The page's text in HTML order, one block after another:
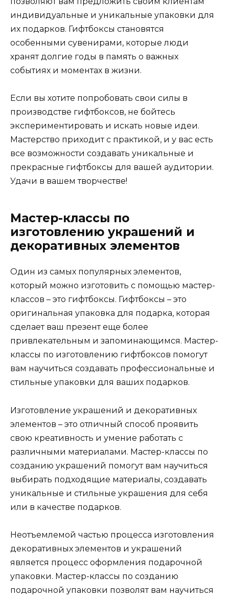
индивидуальные и уникальные упаковки для
их подарков. Гифтбоксы становятся
особенными сувенирами, которые люди
хранят долгие годы в память о важных
событиях и моментах в жизни.
Если вы хотите попробовать свои силы в
производстве гифтбоксов, не бойтесь
экспериментировать и искать новые идеи.
Мастерство приходит с практикой, и у вас есть
все возможности создавать уникальные и
прекрасные гифтбоксы для вашей аудитории.
Удачи в вашем творчестве!
Мастер-классы по
изготовлению украшений и
декоративных элементов
Один из самых популярных элементов,
который можно изготовить с помощью мастер-
классов – это гифтбоксы. Гифтбоксы – это
оригинальная упаковка для подарка, которая
сделает ваш презент еще более
привлекательным и запоминающимся. Мастер-
классы по изготовлению гифтбоксов помогут
вам научиться создавать профессиональные и
стильные упаковки для ваших подарков.
Изготовление украшений и декоративных
элементов – это отличный способ проявить
свою креативность и умение работать с
различными материалами. Мастер-классы по
созданию украшений помогут вам научиться
выбирать подходящие материалы, создавать
уникальные и стильные украшения для себя
или в качестве подарков.
Неотъемлемой частью процесса изготовления
декоративных элементов и украшений
является процесс оформления подарочной
упаковки. Мастер-классы по созданию
подарочной упаковки позволят вам научиться